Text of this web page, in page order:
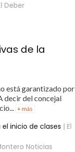
Deber
de la
está garantizado por
decir del concejal
+ más
inicio de clases | El
Noticias